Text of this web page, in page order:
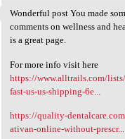
Wonderful post You
Wonderful post You made
comments on wellness and
is a great page.
For more info visit here
https://www.alltrails.com/
fast-us-us-shipping-6e...
https://quality-
ativan-online-without-prescr...